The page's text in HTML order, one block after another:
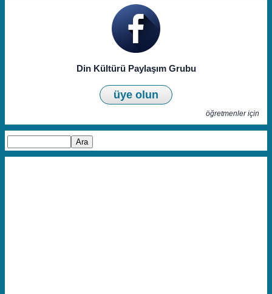
Din Kültürü Paylaşım Grubu
üye olun
öğretmenler için